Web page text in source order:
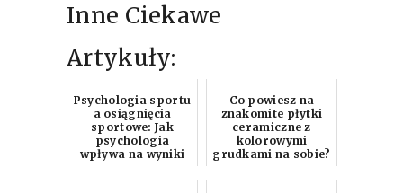
Inne Ciekawe
Artykuły:
Psychologia sportu
a osiągnięcia
sportowe: Jak
psychologia
wpływa na wyniki
Co powiesz na
znakomite płytki
ceramiczne z
kolorowymi
grudkami na sobie?